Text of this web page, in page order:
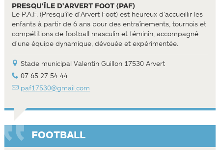
PRESQU'ÎLE D'ARVERT FOOT (PAF)
Le P.A.F. (Presqu'île d'Arvert Foot) est heureux d'accueillir les
enfants à partir de 6 ans pour des entraînements, tournois et
compétitions de football masculin et féminin, accompagné
d'une équipe dynamique, dévouée et expérimentée.
Stade municipal Valentin Guillon 17530 Arvert
07 65 27 54 44
paf17530@gmail.com
FOOTBALL